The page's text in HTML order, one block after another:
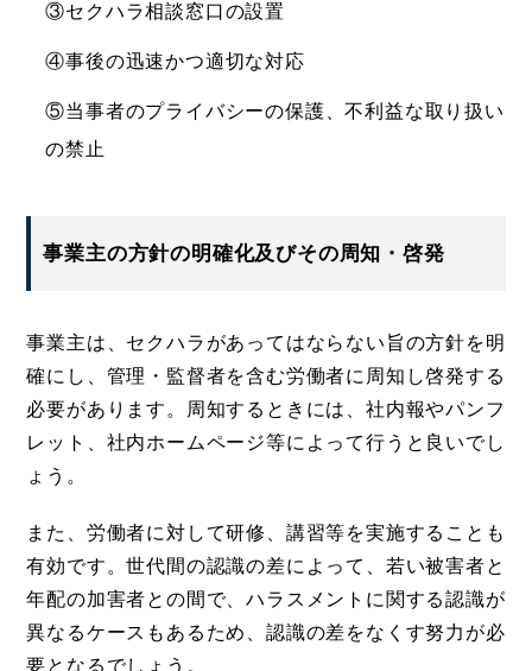
③セクハラ相談窓口の設置
④事後の迅速かつ適切な対応
⑤当事者のプライバシーの保護、不利益な取り扱い
の禁止
事業主の方針の明確化及びその周知・啓発
事業主は、セクハラがあってはならない旨の方針を明
確にし、管理・監督者を含む労働者に周知し啓発する
必要があります。周知するときには、社内報やパンフ
レット、社内ホームページ等によって行うと良いでし
ょう。
また、労働者に対して研修、講習等を実施することも
有効です。世代間の認識の差によって、若い被害者と
年配の加害者との間で、ハラスメントに関する認識が
異なるケースもあるため、認識の差をなくす努力が必
要となるでしょう。